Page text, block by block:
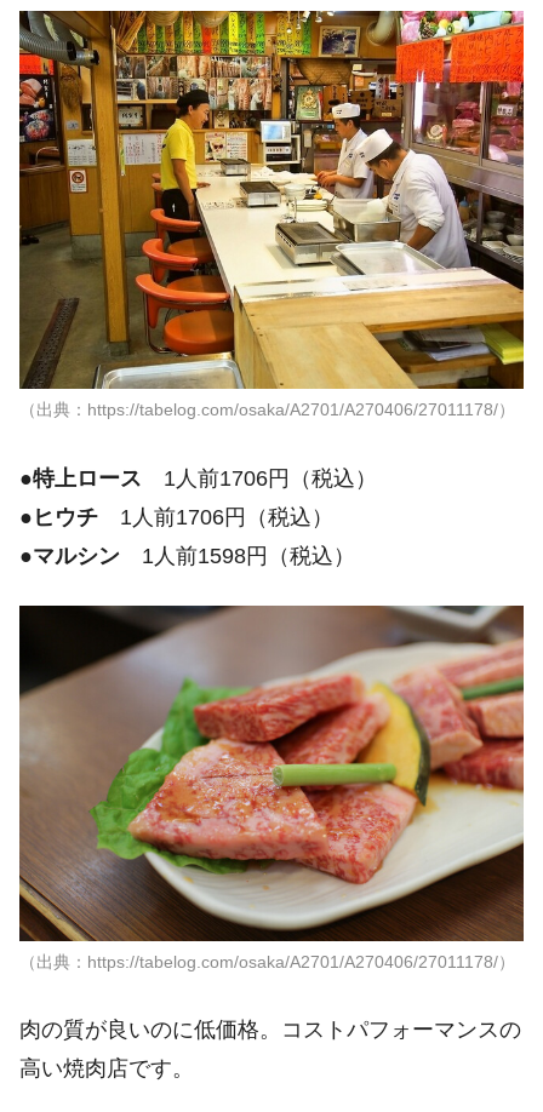
（出典：https://tabelog.com/osaka/A2701/A270406/27011178/）
●特上ロース 1人前1706円（税込）
● ヒウチ 1人前1706円（税込）
●マルシン 1人前1598円（税込）
（出典：https://tabelog.com/osaka/A2701/A270406/27011178/）
肉の質が良いのに低価格。コストパフォーマンスの
高い焼肉店です。